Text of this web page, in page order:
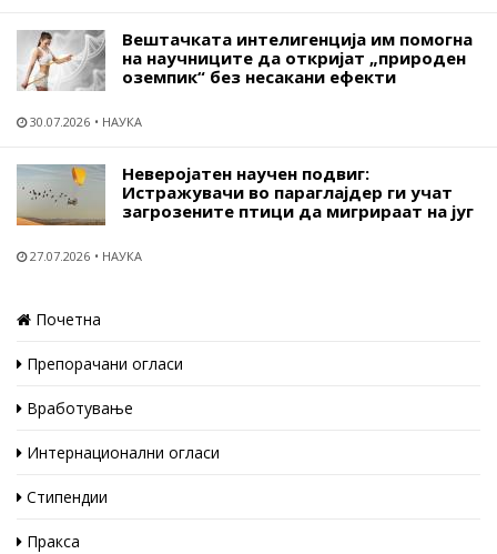
Вештачката интелигенција им помогна
на научниците да откријат „природен
оземпик“ без несакани ефекти
30.07.2026 НАУКА
Неверојатен научен подвиг:
Истражувачи во параглајдер ги учат
загрозените птици да мигрираат на југ
27.07.2026 НАУКА
Почетна
Препорачани огласи
Вработување
Интернационални огласи
Стипендии
Пракса